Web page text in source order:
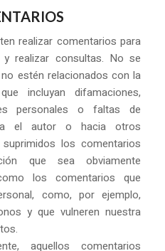
realizar comentarios para
realizar consultas. No se
estén relacionados con la
incluyan difamaciones,
personales o faltas de
el autor o hacia otros
los comentarios
que sea obviamente
los comentarios que
como, por ejemplo,
y que vulneren nuestra
aquellos comentarios